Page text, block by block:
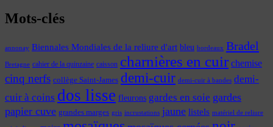
Mots-clés
annonay Biennales Mondiales de la reliure d'art bleu bordeaux Bradel
Bretagne cahier de la quinzaine caisson charnières en cuir chemise
cinq nerfs collège Saint-James demi-cuir demi-cuir à bandes demi-
cuir à coins dos lisse fleurons gardes en soie gardes
papier cuve grandes marges gris incrustations jaune listels matériel de reliure